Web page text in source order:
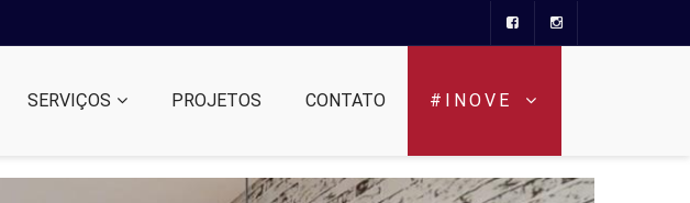
SERVIÇOS PROJETOS CONTATO #INOVE